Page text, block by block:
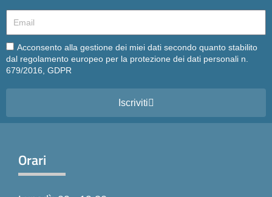
Email
Email
Acconsento alla gestione dei miei dati secondo quanto stabilito
dal regolamento europeo per la protezione dei dati personali n.
679/2016, GDPR
Iscriviti
Orari